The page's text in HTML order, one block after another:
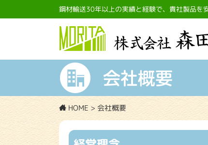
鋼材輸送30年以上の実績と経験で、貴社製品を
HOME > 会社概要